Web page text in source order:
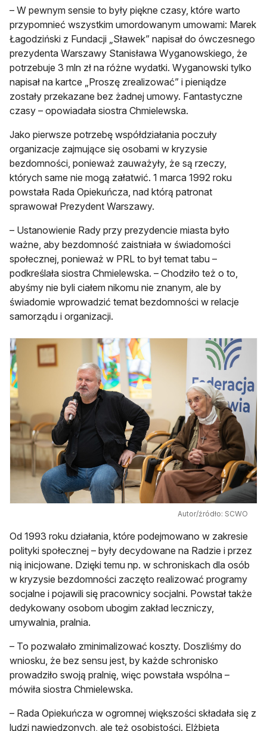
– W pewnym sensie to były piękne czasy, które warto
przypomnieć wszystkim umordowanym umowami: Marek
Łagodziński z Fundacji „Sławek” napisał do ówczesnego
prezydenta Warszawy Stanisława Wyganowskiego, że
potrzebuje 3 mln zł na różne wydatki. Wyganowski tylko
napisał na kartce „Proszę zrealizować” i pieniądze
zostały przekazane bez żadnej umowy. Fantastyczne
czasy – opowiadała siostra Chmielewska.
Jako pierwsze potrzebę współdziałania poczuły
organizacje zajmujące się osobami w kryzysie
bezdomności, ponieważ zauważyły, że są rzeczy,
których same nie mogą załatwić. 1 marca 1992 roku
powstała Rada Opiekuńcza, nad którą patronat
sprawował Prezydent Warszawy.
– Ustanowienie Rady przy prezydencie miasta było
ważne, aby bezdomność zaistniała w świadomości
społecznej, ponieważ w PRL to był temat tabu –
podkreślała siostra Chmielewska. – Chodziło też o to,
abyśmy nie byli ciałem nikomu nie znanym, ale by
świadomie wprowadzić temat bezdomności w relacje
samorządu i organizacji.
Autor/źródło: SCWO
Od 1993 roku działania, które podejmowano w zakresie
polityki społecznej – były decydowane na Radzie i przez
nią inicjowane. Dzięki temu np. w schroniskach dla osób
w kryzysie bezdomności zaczęto realizować programy
socjalne i pojawili się pracownicy socjalni. Powstał także
dedykowany osobom ubogim zakład leczniczy,
umywalnia, pralnia.
– To pozwalało zminimalizować koszty. Doszliśmy do
wniosku, że bez sensu jest, by każde schronisko
prowadziło swoją pralnię, więc powstała wspólna –
mówiła siostra Chmielewska.
– Rada Opiekuńcza w ogromnej większości składała się z
ludzi nawiedzonych, ale też osobistości. Elżbieta